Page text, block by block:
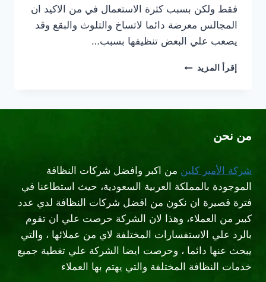
فقط ولكن بسبب كثرة الاستعمال في من الاكيد ان
المجالس معرضة دائما لاتساخ والتلوث والبقع وقد
يصعب علي البعض تنظيفها بسبب…
إقرأ المزيد شركة
من نحن
شركة الأمير كلين من اكبر وافضل شركات النظافة
الموجودة بالمملكة العربية السعودية، حيث استطاعنا في
فترة قصيرة ان نكون من افضل شركات النظافة لدي عدد
كبير من العملاء، وهذا لان الشركة حرصت علي ان تقوم
بالرد علي الاستفسارات المختلفة لاي من عملائها ، والتي
يبحث عنها دائما ، وحرصت ايضا الشركة علي تغطية جميع
خدمات النظافة المختلفة والتي يهتم بها العملاء